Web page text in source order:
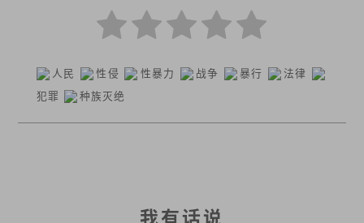
人民 性侵 性暴力 战争 暴行
法律
犯罪
种族灭绝
我有话说